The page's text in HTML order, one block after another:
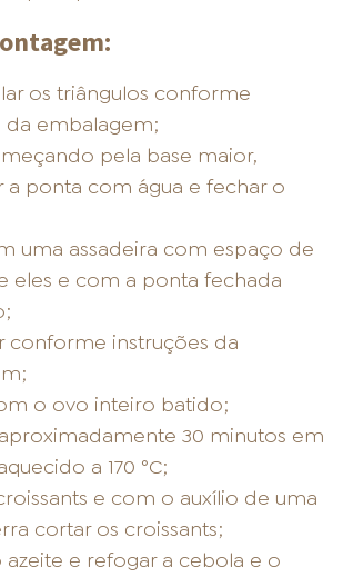
os triângulos conforme
da embalagem;
pela base maior,
a ponta com água e fechar o
uma assadeira com espaço de
eles e com a ponta fechada
conforme instruções da
o ovo inteiro batido;
30 minutos em
a 170 °C;
e com o auxílio de uma
cortar os croissants;
azeite e refogar a cebola e o